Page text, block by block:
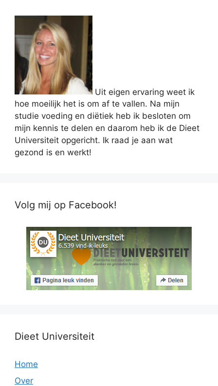
Uit eigen ervaring weet ik
hoe moeilijk het is om af te vallen. Na mijn
studie voeding en diëtiek heb ik besloten om
mijn kennis te delen en daarom heb ik de Dieet
Universiteit opgericht. Ik raad je aan wat
gezond is en werkt!
Volg mij op Facebook!
Dieet Universiteit
Home
Over